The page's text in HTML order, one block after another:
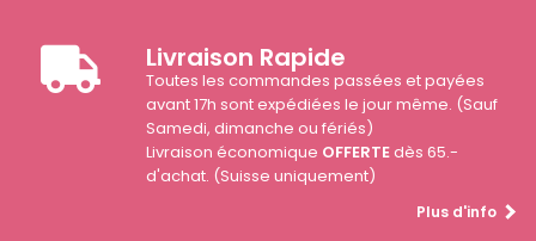
Livraison Rapide
Toutes les commandes passées et payées
avant 17h sont expédiées le jour même. (Sauf
Samedi, dimanche ou fériés)
Livraison économique OFFERTEdès 65.-
d'achat. (Suisse uniquement)
Plus d'info